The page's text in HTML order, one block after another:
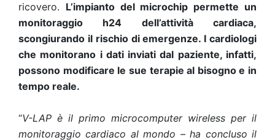
ricovero. L’impianto del microchip permette un
monitoraggio h24 dell’attività cardiaca,
scongiurando il rischio di emergenze. I cardiologi
che monitorano i dati inviati dal paziente, infatti,
possono modificare le sue terapie al bisogno e in
tempo reale.
“V-LAP è il primo microcomputer wireless per il
monitoraggio cardiaco al mondo – ha concluso il